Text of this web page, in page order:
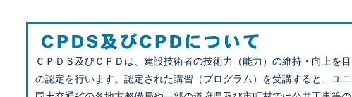
ＣＰＤＳ及びＣＰＤは、建設技術者の技術力（能力）の維持・向上を
の認定を行います。認定された講習（プログラム）を受講すると、ユ